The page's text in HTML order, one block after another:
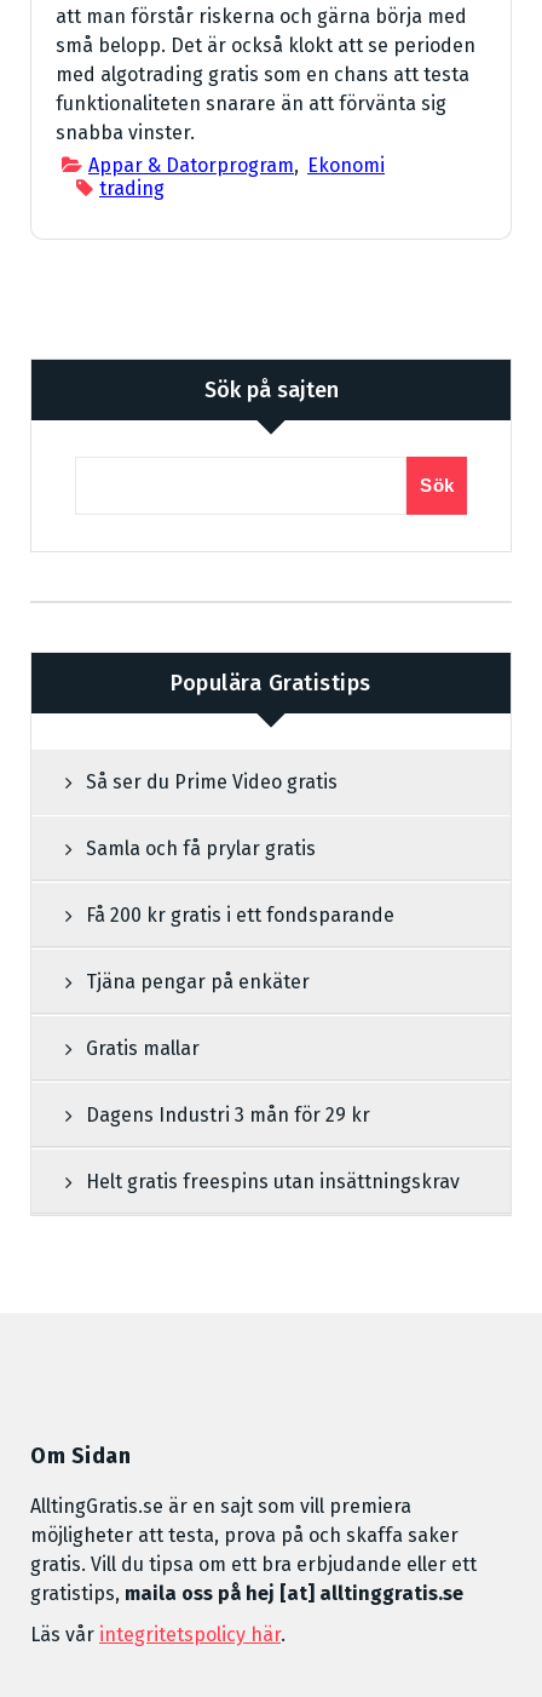
att man förstår riskerna och gärna börja med
små belopp. Det är också klokt att se perioden
med algotrading gratis som en chans att testa
funktionaliteten snarare än att förvänta sig
snabba vinster.
Appar & Datorprogram, Ekonomi
trading
Sök på sajten
Sök
Populära Gratistips
Så ser du Prime Video gratis
Samla och få prylar gratis
Få 200 kr gratis i ett fondsparande
Tjäna pengar på enkäter
Gratis mallar
Dagens Industri 3 mån för 29 kr
Helt gratis freespins utan insättningskrav
Om Sidan
AlltingGratis.se är en sajt som vill premiera
möjligheter att testa, prova på och skaffa saker
gratis. Vill du tipsa om ett bra erbjudande eller ett
gratistips, maila oss på hej [at] alltinggratis.se
Läs vår integritetspolicy här.